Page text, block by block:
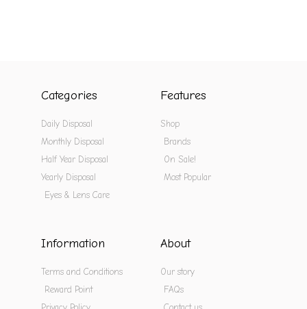
Categories
Daily Disposal
Monthly Disposal
Half Year Disposal
Yearly Disposal
Eyes & Lens Care
Features
Shop
Brands
On Sale!
Most Popular
Information
Terms and Conditions
Reward Point
About
Our story
FAQs